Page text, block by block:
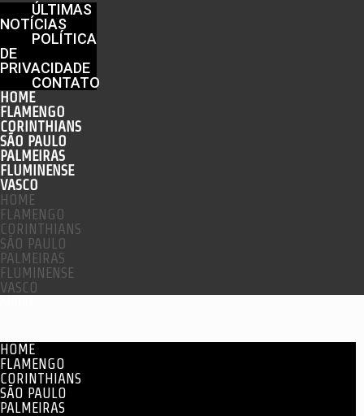
ÚLTIMAS
NOTÍCIAS
POLÍTICA
DE
PRIVACIDADE
CONTATO
HOME
FLAMENGO
CORINTHIANS
SÃO PAULO
PALMEIRAS
FLUMINENSE
VASCO
HOME
FLAMENGO
CORINTHIANS
SÃO PAULO
PALMEIRAS
FLUMINENSE
VASCO
HOME
FLAMENGO
CORINTHIANS
SÃO PAULO
PALMEIRAS